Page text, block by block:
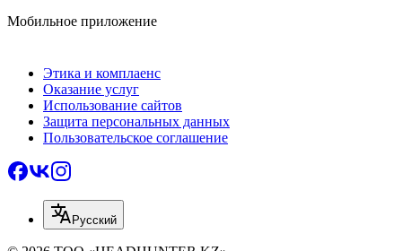
Мобильное приложение
Этика и комплаенс
Оказание услуг
Использование сайтов
Защита персональных данных
Пользовательское соглашение
Русский